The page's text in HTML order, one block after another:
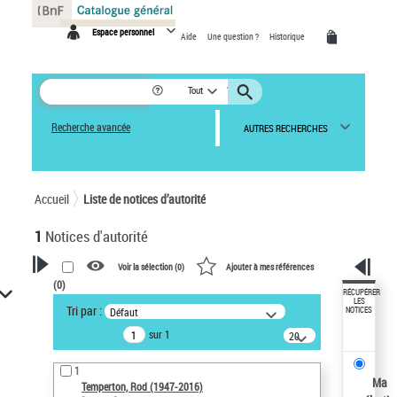
Espace personnel Aide Une question ? Historique
Tout
Recherche avancée AUTRES RECHERCHES
Accueil Liste de notices d’autorité
1 Notices d'autorité
VOTRE RECHERCHE
Recherche avancée dans les
notices d’autorité
Œuvres liées à l'auteur :
Temperton, Rod (1947-2016)
Voir la sélection (0) Ajouter à mes références
(0)
Tri par : Défaut
sur 1
20
résultats/page
1
Temperton, Rod (1947-2016)
RÉCUPÉRER
LES
NOTICES
Ma
Panneau de gestion des cookies